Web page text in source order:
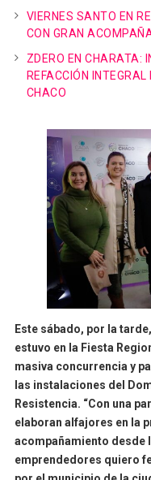
VIERNES SANTO EN
CON GRAN
ZDERO EN CHARATA:
REFACCIÓN
CHACO
Este sábado, por la
estuvo en la Fiesta
masiva concurrencia y
las instalaciones del
Resistencia. “Con una
elaboran alfajores en la
acompañamiento desde
emprendedores quiero